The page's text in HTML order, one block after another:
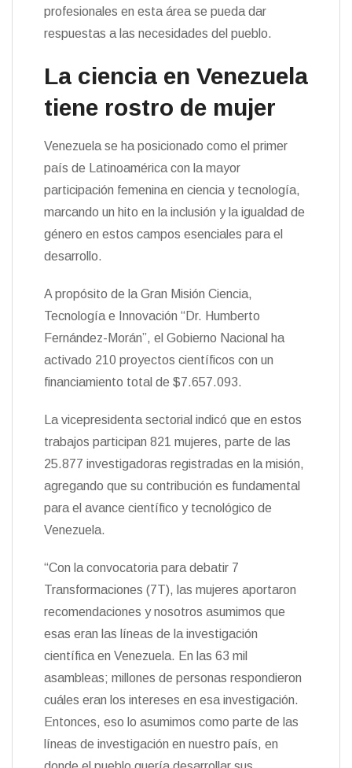
profesionales en esta área se pueda dar
respuestas a las necesidades del pueblo.
La ciencia en Venezuela
tiene rostro de mujer
Venezuela se ha posicionado como el primer
país de Latinoamérica con la mayor
participación femenina en ciencia y tecnología,
marcando un hito en la inclusión y la igualdad de
género en estos campos esenciales para el
desarrollo.
A propósito de la Gran Misión Ciencia,
Tecnología e Innovación “Dr. Humberto
Fernández-Morán”, el Gobierno Nacional ha
activado 210 proyectos científicos con un
financiamiento total de $7.657.093.
La vicepresidenta sectorial indicó que en estos
trabajos participan 821 mujeres, parte de las
25.877 investigadoras registradas en la misión,
agregando que su contribución es fundamental
para el avance científico y tecnológico de
Venezuela.
“Con la convocatoria para debatir 7
Transformaciones (7T), las mujeres aportaron
recomendaciones y nosotros asumimos que
esas eran las líneas de la investigación
científica en Venezuela. En las 63 mil
asambleas; millones de personas respondieron
cuáles eran los intereses en esa investigación.
Entonces, eso lo asumimos como parte de las
líneas de investigación en nuestro país, en